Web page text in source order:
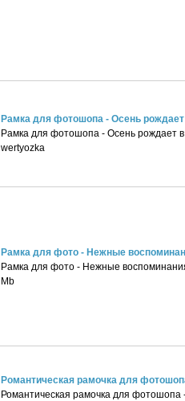
Рамка для фотошопа - Осень
Рамка для фотошопа - Осень рождает
wertyozka
Рамка для фото - Нежные
Рамка для фото - Нежные
Мb
Романтическая рамочка для
Романтическая рамочка для